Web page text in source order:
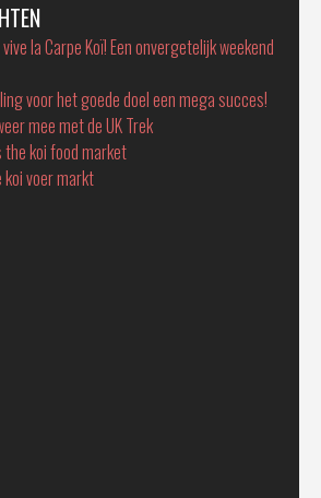
la Carpe Koï! Een onvergetelijk weekend
voor het goede doel een mega succes!
mee met de UK Trek
the koi food market
koi voer markt